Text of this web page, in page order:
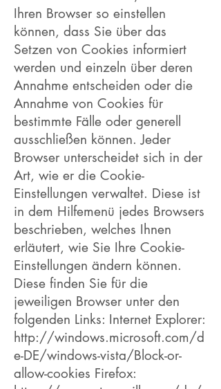
Ihren Browser so einstellen
können, dass Sie über das
Setzen von Cookies informiert
werden und einzeln über deren
Annahme entscheiden oder die
Annahme von Cookies für
bestimmte Fälle oder generell
ausschließen können. Jeder
Browser unterscheidet sich in der
Art, wie er die Cookie-
Einstellungen verwaltet. Diese ist
in dem Hilfemenü jedes Browsers
beschrieben, welches Ihnen
erläutert, wie Sie Ihre Cookie-
Einstellungen ändern können.
Diese finden Sie für die
jeweiligen Browser unter den
folgenden Links: Internet Explorer:
http://windows.microsoft.com/d
e-DE/windows-vista/Block-or-
allow-cookies Firefox: